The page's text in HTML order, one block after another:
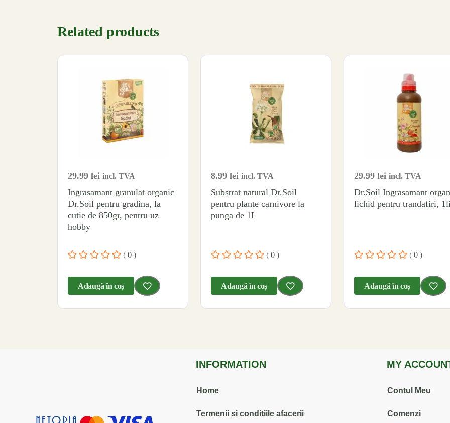
Related products
29.99 lei incl. TVA
Ingrasamant granulat organic
Dr.Soil pentru gradina, la
cutie de 850gr, pentru uz
hobby
( 0 )
Adaugă în coș
8.99 lei incl. TVA
Substrat natural Dr.Soil
pentru plante carnivore la
punga de 1L
( 0 )
Adaugă în coș
29.99 lei incl. TVA
Dr.Soil Ingrasamant
lichid pentru trandafiri,
( 0 )
Adaugă în coș
INFORMATION
Home
Termenii si conditiile afacerii
MY
Contul Meu
Comenzi